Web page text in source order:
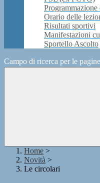
Programmazione
Orario delle
Risultati sportivi
Manifestazioni
Sportello Ascolto
Campo di ricerca per le
Home >
Novità >
Le circolari